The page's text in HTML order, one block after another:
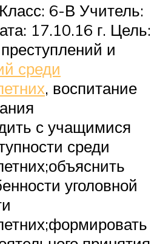
6-В Учитель:
17.10.16 г. Цель:
и
среди
, воспитание
с учащимися
среди
уголовной